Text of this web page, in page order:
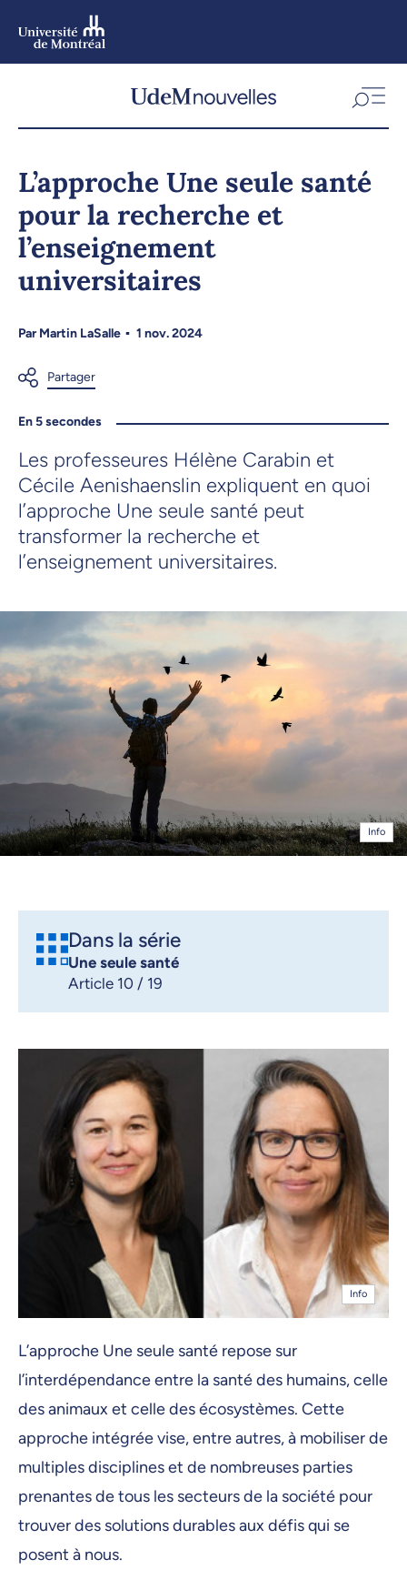
L’approche Une seule santé
pour la recherche et
l’enseignement
universitaires
ParMartin LaSalle 1 nov. 2024
En 5 secondes
Les professeures Hélène Carabin et
Cécile Aenishaenslin expliquent en quoi
l’approche Une seule santé peut
transformer la recherche et
l’enseignement universitaires.
Info
Dans la série
Une seule santé
Article 10 / 19
Info
L’approche Une seule santé repose sur
l’interdépendance entre la santé des humains, celle
des animaux et celle des écosystèmes. Cette
approche intégrée vise, entre autres, à mobiliser de
multiples disciplines et de nombreuses parties
prenantes de tous les secteurs de la société pour
trouver des solutions durables aux défis qui se
posent à nous.